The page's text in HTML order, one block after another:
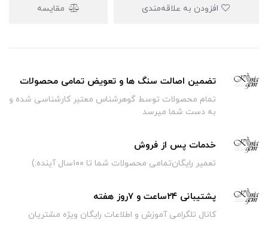
مقایسه
تضمین اصالت سنگ ها و تعویض تمامی محصولات
تمام محصولات توسط گوهرشناس معتبر کارشناسی شده و
به دست شما میرسد
خدمات پس از فروش
تعمیر رایگان‌تمامی محصولات شما تا ۱۰۰سال آینده:)
پشتیبانی ۲۴ساعت و ۷روز هفته
کانال تلگرامی آموزش و اطلاعات رایگان ویژه مشتریان